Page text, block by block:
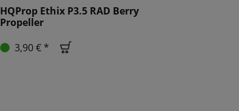
HQProp Ethix P3.5 RAD Berry
Propeller
3,90 € *